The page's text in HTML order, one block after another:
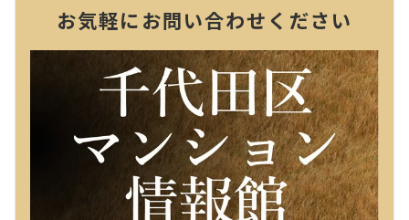
お気軽にお問い合わせください